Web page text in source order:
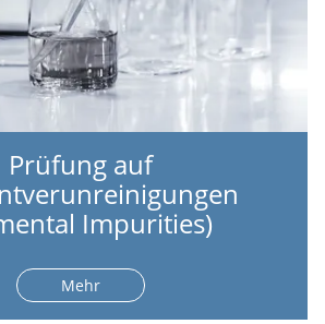
Prüfung auf
Impurities)
Mehr